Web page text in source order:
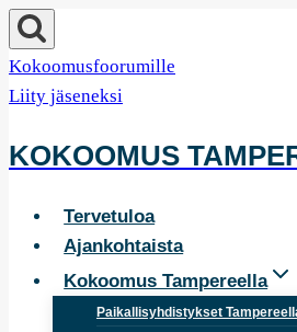
Siirry
sisältöön
Kokoomusfoorumille
Liity jäseneksi
KOKOOMUS
Tervetuloa
Ajankohtaista
Kokoomus Tampereella
Paikallisyhdistykset